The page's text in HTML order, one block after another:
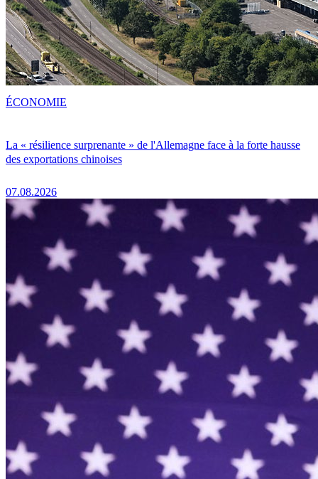
La « résilience surprenante » de l'Allemagne face à la forte hausse
des exportations chinoises
07.08.2026
ÉCONOMIE